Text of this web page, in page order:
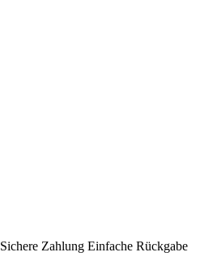
Sichere Zahlung Einfache Rückgabe